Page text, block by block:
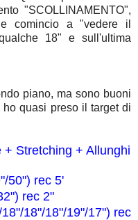
"SCOLLINAMENTO",
comincio a "vedere il
18" e sull'ultima
piano, ma sono buoni
quasi preso il target di
Stretching + Allunghi
50") rec 5'
rec 2"
18"/18"/19"/17") rec